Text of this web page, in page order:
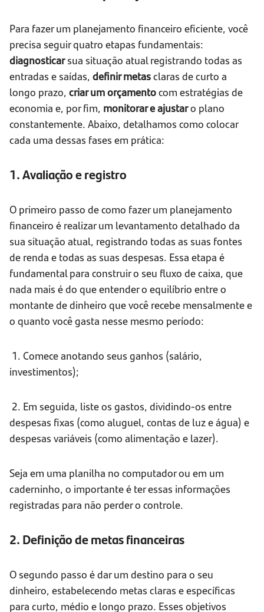
Para fazer um planejamento financeiro eficiente, você
precisa seguir quatro etapas fundamentais:
diagnosticarsua situação atual registrando todas as
entradas e saídas, definir metasclaras de curto a
longo prazo, criar um orçamentocom estratégias de
economia e, por fim, monitorar e ajustaro plano
constantemente. Abaixo, detalhamos como colocar
cada uma dessas fases em prática:
1. Avaliação e registro
O primeiro passo de como fazer um planejamento
financeiro é realizar um levantamento detalhado da
sua situação atual, registrando todas as suas fontes
de renda e todas as suas despesas. Essa etapa é
fundamental para construir o seu fluxo de caixa, que
nada mais é do que entender o equilíbrio entre o
montante de dinheiro que você recebe mensalmente e
o quanto você gasta nesse mesmo período:
1. Comece anotando seus ganhos (salário,
investimentos);
2. Em seguida, liste os gastos, dividindo-os entre
despesas fixas (como aluguel, contas de luz e água) e
despesas variáveis (como alimentação e lazer).
Seja em uma planilha no computador ou em um
caderninho, o importante é ter essas informações
registradas para não perder o controle.
2. Definição de metas financeiras
O segundo passo é dar um destino para o seu
dinheiro, estabelecendo metas claras e específicas
para curto, médio e longo prazo. Esses objetivos